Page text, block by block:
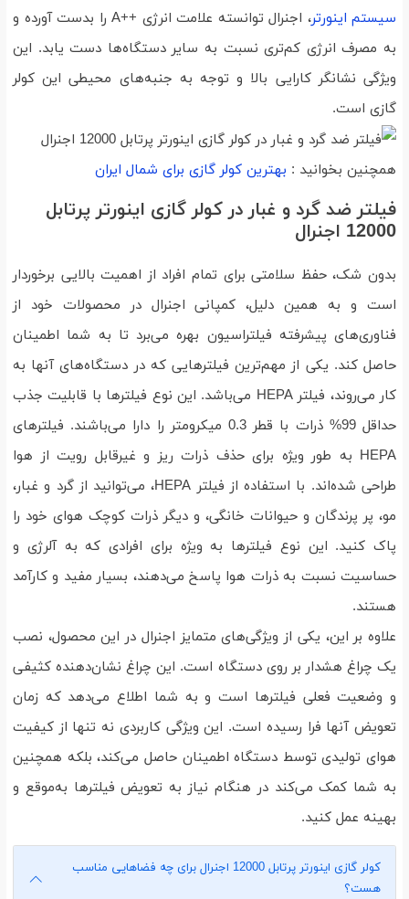
سیستم اینورتر
، اجنرال توانسته علامت انرژی ++A را بدست آورده و
به مصرف انرژی کم‌تری نسبت به سایر دستگاه‌ها دست یابد. این
ویژگی نشانگر کارایی بالا و توجه به جنبه‌های محیطی این کولر
گازی است.
همچنین بخوانید : بهترین کولر گازی برای شمال ایران
فیلتر ضد گرد و غبار در کولر گازی اینورتر پرتابل
12000 اجنرال
بدون شک، حفظ سلامتی برای تمام افراد از اهمیت بالایی برخوردار
است و به همین دلیل، کمپانی اجنرال در محصولات خود از
فناوری‌های پیشرفته فیلتراسیون بهره می‌برد تا به شما اطمینان
حاصل کند. یکی از مهم‌ترین فیلترهایی که در دستگاه‌های آنها به
کار می‌روند، فیلتر HEPA می‌باشد. این نوع فیلترها با قابلیت جذب
حداقل 99% ذرات با قطر 0.3 میکرومتر را دارا می‌باشند. فیلترهای
HEPA به طور ویژه برای حذف ذرات ریز و غیرقابل رویت از هوا
طراحی شده‌اند. با استفاده از فیلتر HEPA، می‌توانید از گرد و غبار،
مو، پر پرندگان و حیوانات خانگی، و دیگر ذرات کوچک هوای خود را
پاک کنید. این نوع فیلترها به ویژه برای افرادی که به آلرژی و
حساسیت نسبت به ذرات هوا پاسخ می‌دهند، بسیار مفید و کارآمد
هستند.
علاوه بر این، یکی از ویژگی‌های متمایز اجنرال در این محصول، نصب
یک چراغ هشدار بر روی دستگاه است. این چراغ نشان‌دهنده کثیفی
و وضعیت فعلی فیلترها است و به شما اطلاع می‌دهد که زمان
تعویض آنها فرا رسیده است. این ویژگی کاربردی نه تنها از کیفیت
هوای تولیدی توسط دستگاه اطمینان حاصل می‌کند، بلکه همچنین
به شما کمک می‌کند در هنگام نیاز به تعویض فیلترها به‌موقع و
بهینه عمل کنید.
کولر گازی اینورتر پرتابل 12000 اجنرال برای چه فضاهایی مناسب
هست؟